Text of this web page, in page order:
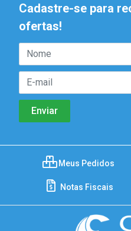
Cadastre-se para
ofertas!
Meus Pedidos
Notas Fiscais